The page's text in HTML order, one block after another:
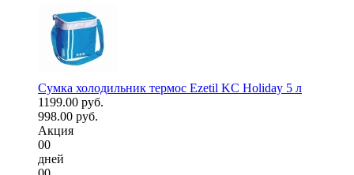
Сумка холодильник термос Ezetil KC Holiday 5 л
1199.00 руб.
998.00 руб.
Акция
00
дней